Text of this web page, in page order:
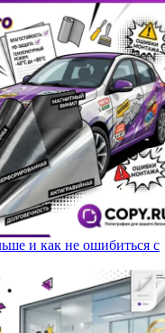
и как не ошибиться с